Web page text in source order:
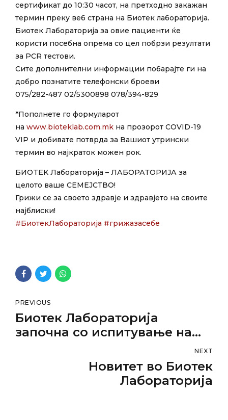
сертификат до 10:30 часот, на претходно закажан
термин преку веб страна на Биотек лабораторија.
Биотек Лабораторија за овие пациенти ќе
користи посебна опрема со цел побрзи резултати
за PCR тестови.
Сите дополнителни информации побарајте ги на
добро познатите телефонски броеви
075/282-487 02/5300898 078/394-829
*Пополнете го формуларот
на www.bioteklab.com.mk на прозорот COVID-19
VIP и добивате потврда за Вашиот утрински
термин во најкраток можен рок.
БИOTEK Лабораторија – ЛАБОРАТОРИЈА за
целото ваше СЕМЕЈСТВО!
Грижи се за своето здравје и здравјето на своите
најблиски!
#БиотекЛабораторија #грижазасебе
PREVIOUS
Биотек Лабораторија
започна со испитување на
NEXT
Новитет во Биотек
Лабораторија